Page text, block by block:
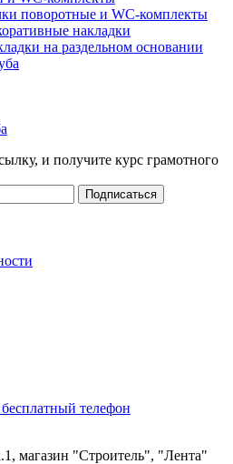
поворотные и WC-комплекты
накладки
на раздельном основании
и получите курс грамотного
телефон
магазин "Строитель", "Лента"